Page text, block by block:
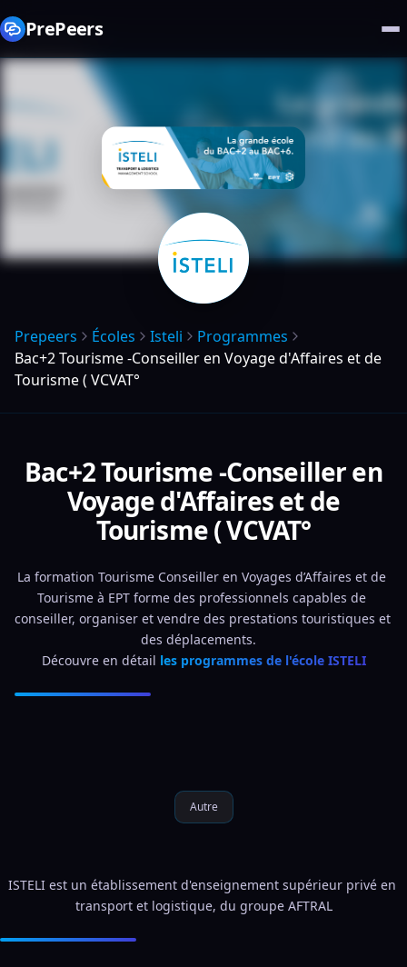
PrePeers
Prepeers Écoles Isteli
Programmes
Bac+2 Tourisme -Conseiller en Voyage d'Affaires et de
Tourisme ( VCVAT°
Bac+2 Tourisme -Conseiller en
Voyage d'Affaires et de
Tourisme ( VCVAT°
La formation Tourisme Conseiller en Voyages d’Affaires et de
Tourisme à EPT forme des professionnels capables de
conseiller, organiser et vendre des prestations touristiques et
des déplacements.
Découvre en détail les programmes de l'école ISTELI
Autre
ISTELI est un établissement d'enseignement supérieur privé en
transport et logistique, du groupe AFTRAL